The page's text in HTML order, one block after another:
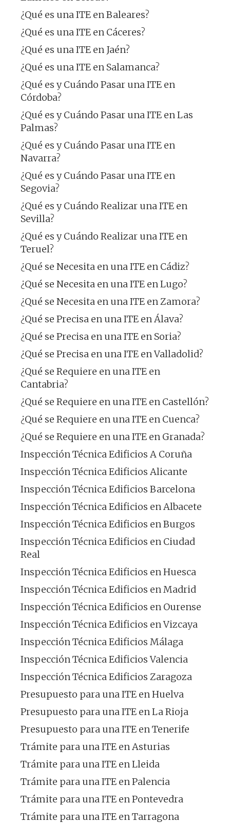
¿Qué es una ITE en Baleares?
¿Qué es una ITE en Cáceres?
¿Qué es una ITE en Jaén?
¿Qué es una ITE en Salamanca?
¿Qué es y Cuándo Pasar una ITE en
Córdoba?
¿Qué es y Cuándo Pasar una ITE en Las
Palmas?
¿Qué es y Cuándo Pasar una ITE en
Navarra?
¿Qué es y Cuándo Pasar una ITE en
Segovia?
¿Qué es y Cuándo Realizar una ITE en
Sevilla?
¿Qué es y Cuándo Realizar una ITE en
Teruel?
¿Qué se Necesita en una ITE en Cádiz?
¿Qué se Necesita en una ITE en Lugo?
¿Qué se Necesita en una ITE en Zamora?
¿Qué se Precisa en una ITE en Álava?
¿Qué se Precisa en una ITE en Soria?
¿Qué se Precisa en una ITE en Valladolid?
¿Qué se Requiere en una ITE en
Cantabria?
¿Qué se Requiere en una ITE en Castellón?
¿Qué se Requiere en una ITE en Cuenca?
¿Qué se Requiere en una ITE en Granada?
Inspección Técnica Edificios A Coruña
Inspección Técnica Edificios Alicante
Inspección Técnica Edificios Barcelona
Inspección Técnica Edificios en Albacete
Inspección Técnica Edificios en Burgos
Inspección Técnica Edificios en Ciudad
Real
Inspección Técnica Edificios en Huesca
Inspección Técnica Edificios en Madrid
Inspección Técnica Edificios en Ourense
Inspección Técnica Edificios en Vizcaya
Inspección Técnica Edificios Málaga
Inspección Técnica Edificios Valencia
Inspección Técnica Edificios Zaragoza
Presupuesto para una ITE en Huelva
Presupuesto para una ITE en La Rioja
Presupuesto para una ITE en Tenerife
Trámite para una ITE en Asturias
Trámite para una ITE en Lleida
Trámite para una ITE en Palencia
Trámite para una ITE en Pontevedra
Trámite para una ITE en Tarragona